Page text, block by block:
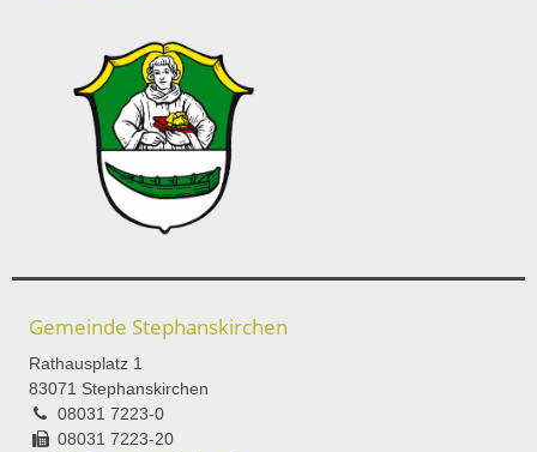
Gemeinde Stephanskirchen
Rathausplatz 1
83071 Stephanskirchen
08031 7223-0
08031 7223-20